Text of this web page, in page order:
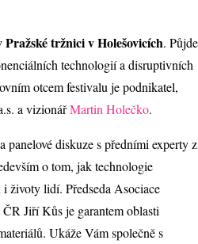
Pražské tržnici v Holešovicích. Půjde
technologií a disruptivních
otcem festivalu je podnikatel,
a vizionářMartin Holečko.
panelové diskuze s předními experty z
o tom, jak technologie
životy lidí. Předseda Asociace
Jiří Kůs je garantem oblasti
Ukáže Vám společně s